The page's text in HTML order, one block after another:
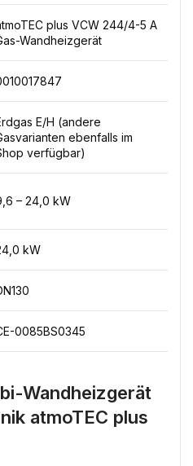
plus VCW 244/4-5 A
Wandheizgerät
E/H (andere
ebenfalls im
verfügbar)
– 24,0 kW
kW
0085BS0345
Wandheizgerät
atmoTEC plus